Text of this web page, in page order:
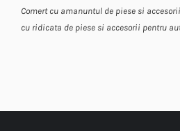
Comert cu amanuntul de piese si
cu ridicata de piese si accesorii pentru